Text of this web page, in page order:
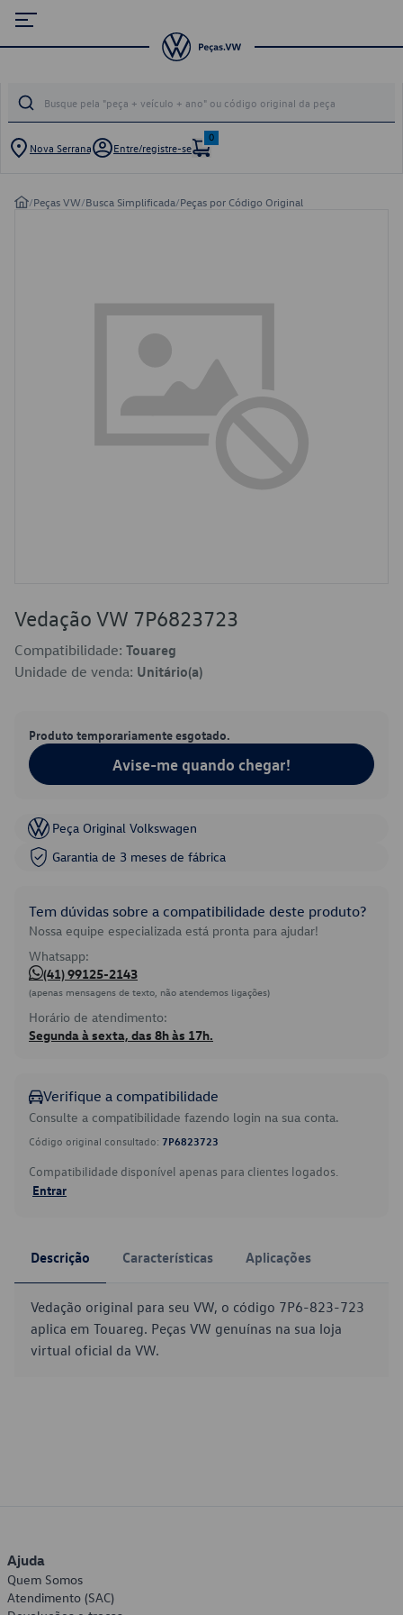
Nova Serrana Entre/registre-se
0
/Peças VW/Busca Simplificada/Peças por Código Original
Vedação VW 7P6823723
Compatibilidade: Touareg
Unidade de venda: Unitário(a)
Produto temporariamente esgotado.
Avise-me quando chegar!
Peça Original Volkswagen
Garantia de 3 meses de fábrica
Tem dúvidas sobre a compatibilidade deste produto?
Nossa equipe especializada está pronta para ajudar!
Whatsapp:
(41) 99125-2143
(apenas mensagens de texto, não atendemos ligações)
Horário de atendimento:
Segunda à sexta, das 8h às 17h.
Verifique a compatibilidade
Consulte a compatibilidade fazendo login na sua conta.
Código original consultado: 7P6823723
Compatibilidade disponível apenas para clientes logados.
Entrar
Descrição Características Aplicações
Vedação original para seu VW, o código 7P6-823-723
aplica em Touareg. Peças VW genuínas na sua loja
virtual oficial da VW.
Ajuda
Quem Somos
Atendimento (SAC)